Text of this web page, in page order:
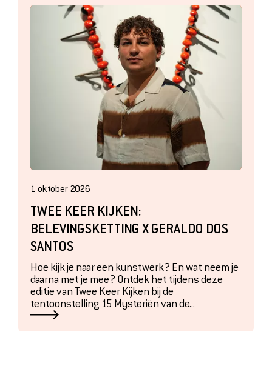
1 oktober 2026
TWEE KEER KIJKEN:
BELEVINGSKETTING X GERALDO DOS
SANTOS
Hoe kijk je naar een kunstwerk? En wat neem je
daarna met je mee? Ontdek het tijdens deze
editie van Twee Keer Kijken bij de
tentoonstelling 15 Mysteriën van de...